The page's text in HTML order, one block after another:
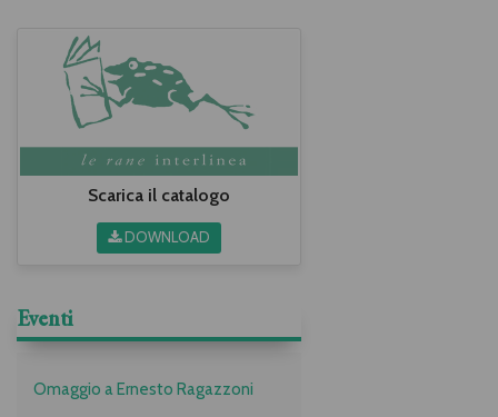
Scarica il catalogo
DOWNLOAD
Eventi
Omaggio a Ernesto Ragazzoni